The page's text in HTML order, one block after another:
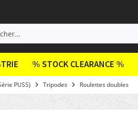
% STOCK CLEARANCE %
PUSS) Tripodes Roulettes doubles